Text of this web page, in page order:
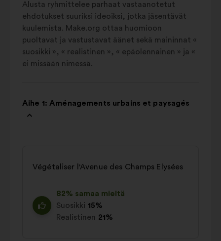
Alusta ryhmittelee parhaat vastaanotetut
ehdotukset suuriksi ideoiksi, jotka jäsentävät
kuulemista. Make.org ottaa huomioon
puoltavat ja vastustavat äänet sekä maininnat «
suosikki », « realistinen », « epäolennainen » ja «
ei missään nimessä.
Aihe 1: Aménagements urbains et paysagés
Végétaliser l'Avenue des Champs Elysées
82% samaa mieltä
Suosikki 15%
Realistinen 21%